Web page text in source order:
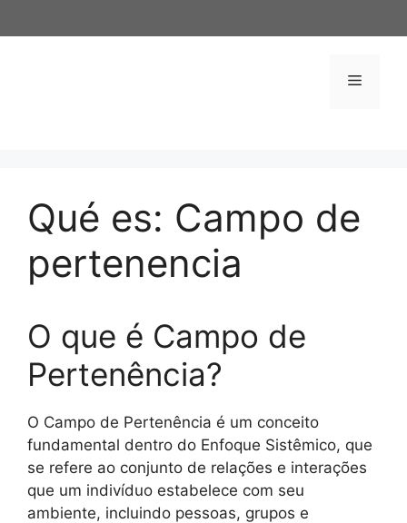
al
Menú
Qué es: Campo de
pertenencia
O que é Campo de
Pertenência?
O Campo de Pertenência é um conceito
fundamental dentro do Enfoque Sistêmico, que
se refere ao conjunto de relações e interações
que um indivíduo estabelece com seu
ambiente, incluindo pessoas, grupos e